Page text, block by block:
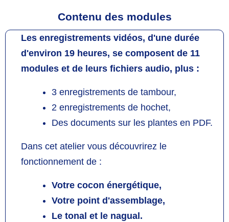
Contenu des modules
Les enregistrements vidéos, d'une durée
d'environ 19 heures, se composent de 11
modules et de leurs fichiers audio, plus :
3 enregistrements de tambour,
2 enregistrements de hochet,
Des documents sur les plantes en PDF.
Dans cet atelier vous découvrirez le
fonctionnement de :
Votre cocon énergétique,
Votre point d'assemblage,
Le tonal et le nagual.